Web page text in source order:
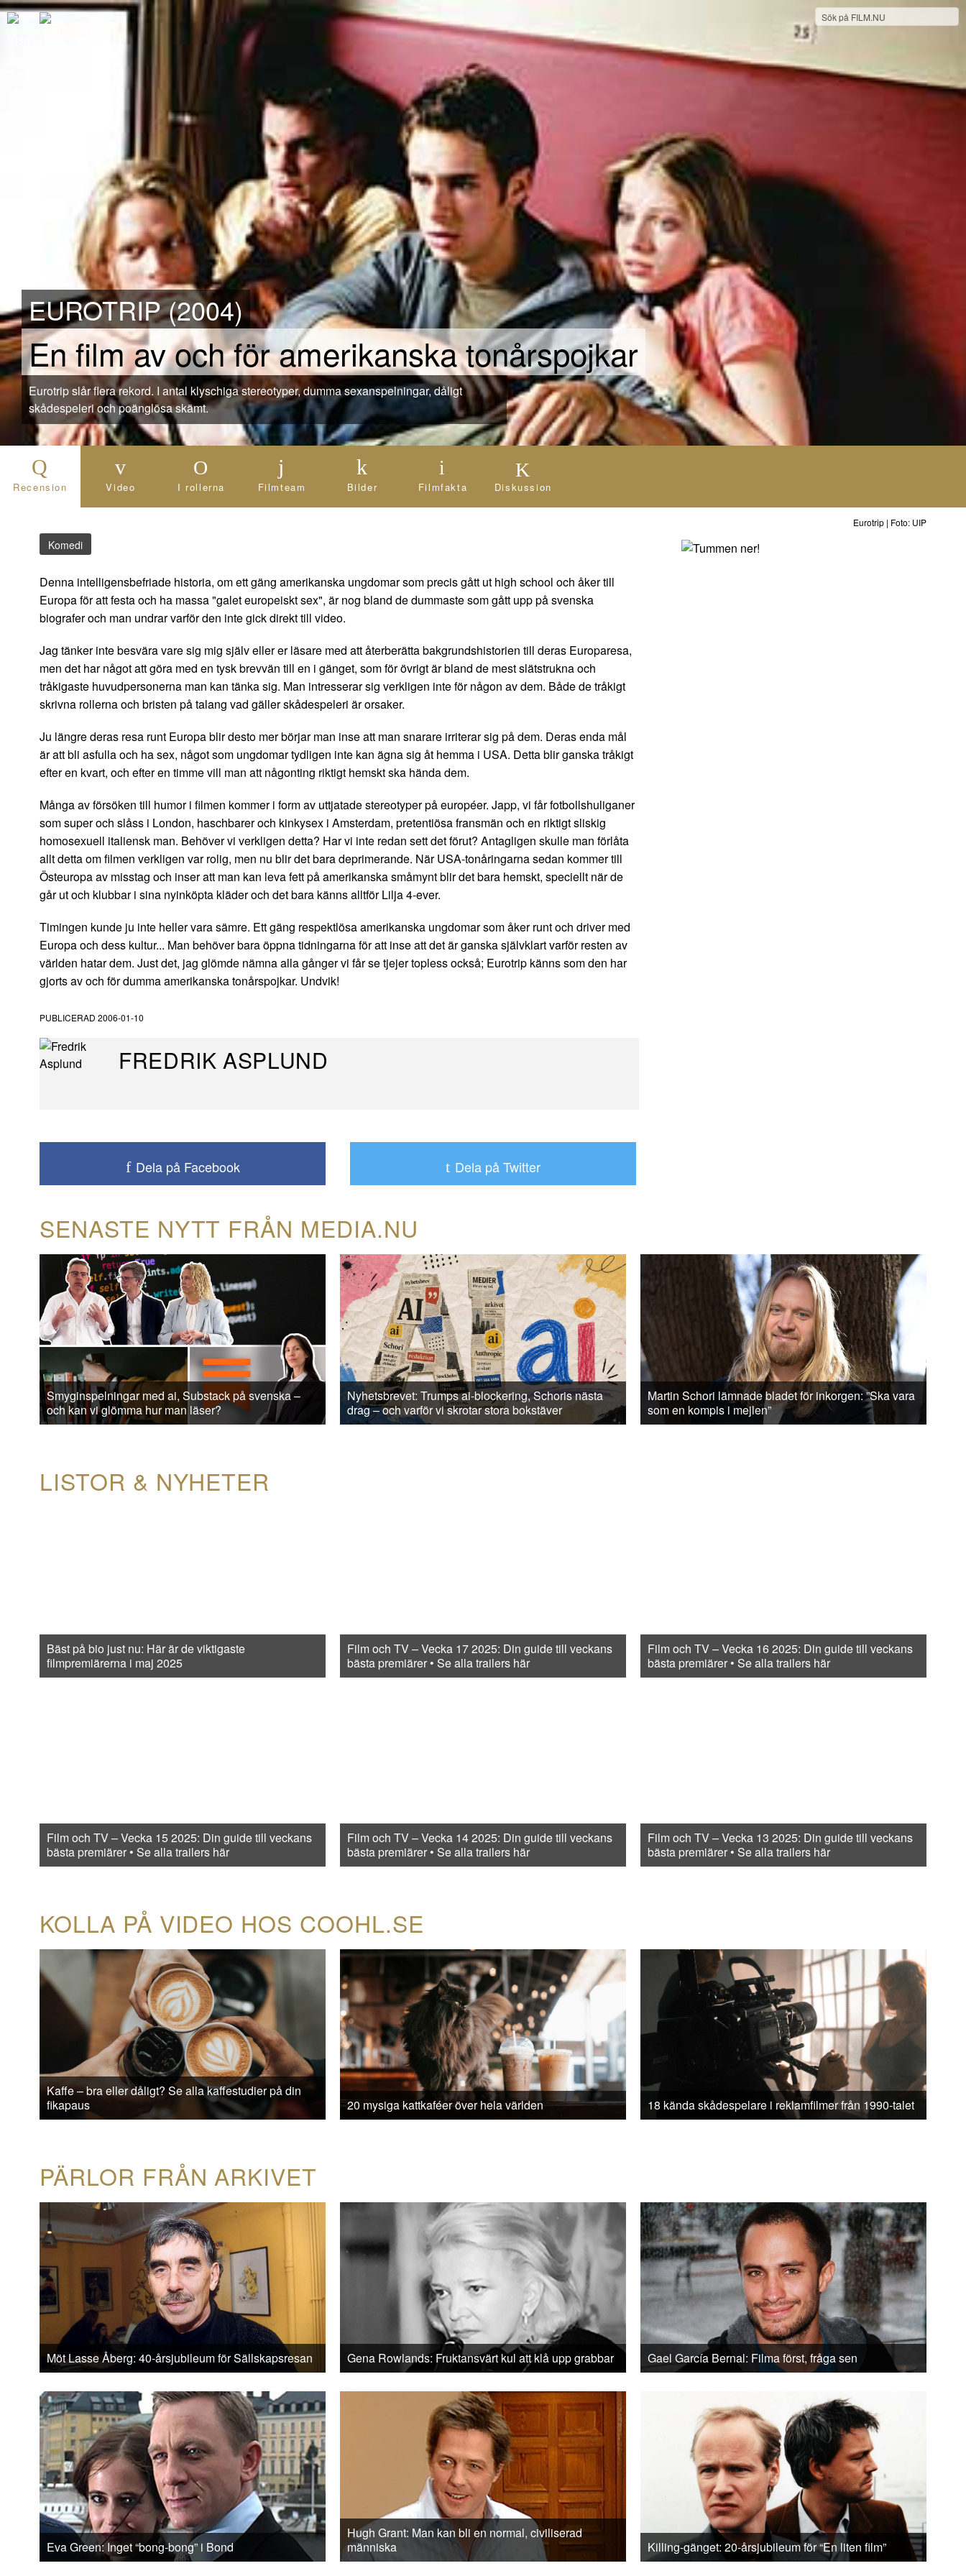
EUROTRIP (2004)
En film av och för amerikanska tonårspojkar
Eurotrip slår flera rekord. I antal klyschiga stereotyper, dumma sexanspelningar, dåligt
skådespeleri och poänglösa skämt.
Recension Video I rollerna Filmteam Bilder Filmfakta Diskussion
Eurotrip | Foto: UIP
Komedi
Denna intelligensbefriade historia, om ett gäng amerikanska ungdomar som precis gått ut high school och åker till
Europa för att festa och ha massa "galet europeiskt sex", är nog bland de dummaste som gått upp på svenska
biografer och man undrar varför den inte gick direkt till video.
Jag tänker inte besvära vare sig mig själv eller er läsare med att återberätta bakgrundshistorien till deras Europaresa,
men det har något att göra med en tysk brevvän till en i gänget, som för övrigt är bland de mest slätstrukna och
tråkigaste huvudpersonerna man kan tänka sig. Man intresserar sig verkligen inte för någon av dem. Både de tråkigt
skrivna rollerna och bristen på talang vad gäller skådespeleri är orsaker.
Ju längre deras resa runt Europa blir desto mer börjar man inse att man snarare irriterar sig på dem. Deras enda mål
är att bli asfulla och ha sex, något som ungdomar tydligen inte kan ägna sig åt hemma i USA. Detta blir ganska tråkigt
efter en kvart, och efter en timme vill man att någonting riktigt hemskt ska hända dem.
Många av försöken till humor i filmen kommer i form av uttjatade stereotyper på européer. Japp, vi får fotbollshuliganer
som super och slåss i London, haschbarer och kinkysex i Amsterdam, pretentiösa fransmän och en riktigt sliskig
homosexuell italiensk man. Behöver vi verkligen detta? Har vi inte redan sett det förut? Antagligen skulle man förlåta
allt detta om filmen verkligen var rolig, men nu blir det bara deprimerande. När USA-tonåringarna sedan kommer till
Östeuropa av misstag och inser att man kan leva fett på amerikanska småmynt blir det bara hemskt, speciellt när de
går ut och klubbar i sina nyinköpta kläder och det bara känns alltför Lilja 4-ever.
Timingen kunde ju inte heller vara sämre. Ett gäng respektlösa amerikanska ungdomar som åker runt och driver med
Europa och dess kultur... Man behöver bara öppna tidningarna för att inse att det är ganska självklart varför resten av
världen hatar dem. Just det, jag glömde nämna alla gånger vi får se tjejer topless också; Eurotrip känns som den har
gjorts av och för dumma amerikanska tonårspojkar. Undvik!
PUBLICERAD 2006-01-10
FREDRIK ASPLUND
Dela på Facebook Dela på Twitter
SENASTE NYTT FRÅN MEDIA.NU
Smyginspelningar med ai, Substack på svenska –
och kan vi glömma hur man läser?
Nyhetsbrevet: Trumps ai-blockering, Schoris nästa
drag – och varför vi skrotar stora bokstäver
Martin Schori lämnade bladet för inkorgen: ”Ska vara
som en kompis i mejlen”
LISTOR & NYHETER
Bäst på bio just nu: Här är de viktigaste
filmpremiärerna i maj 2025
Film och TV – Vecka 17 2025: Din guide till veckans
bästa premiärer • Se alla trailers här
Film och TV – Vecka 16 2025: Din guide till veckans
bästa premiärer • Se alla trailers här
Film och TV – Vecka 15 2025: Din guide till veckans
bästa premiärer • Se alla trailers här
Film och TV – Vecka 14 2025: Din guide till veckans
bästa premiärer • Se alla trailers här
Film och TV – Vecka 13 2025: Din guide till veckans
bästa premiärer • Se alla trailers här
KOLLA PÅ VIDEO HOS COOHL.SE
Kaffe – bra eller dåligt? Se alla kaffestudier på din
fikapaus
20 mysiga kattkaféer över hela världen 18 kända skådespelare i reklamfilmer från 1990-talet
PÄRLOR FRÅN ARKIVET
Möt Lasse Åberg: 40-årsjubileum för Sällskapsresan Gena Rowlands: Fruktansvärt kul att klå upp grabbar Gael García Bernal: Filma först, fråga sen
Eva Green: Inget “bong-bong” i Bond
Hugh Grant: Man kan bli en normal, civiliserad
människa
Killing-gänget: 20-årsjubileum för “En liten film”